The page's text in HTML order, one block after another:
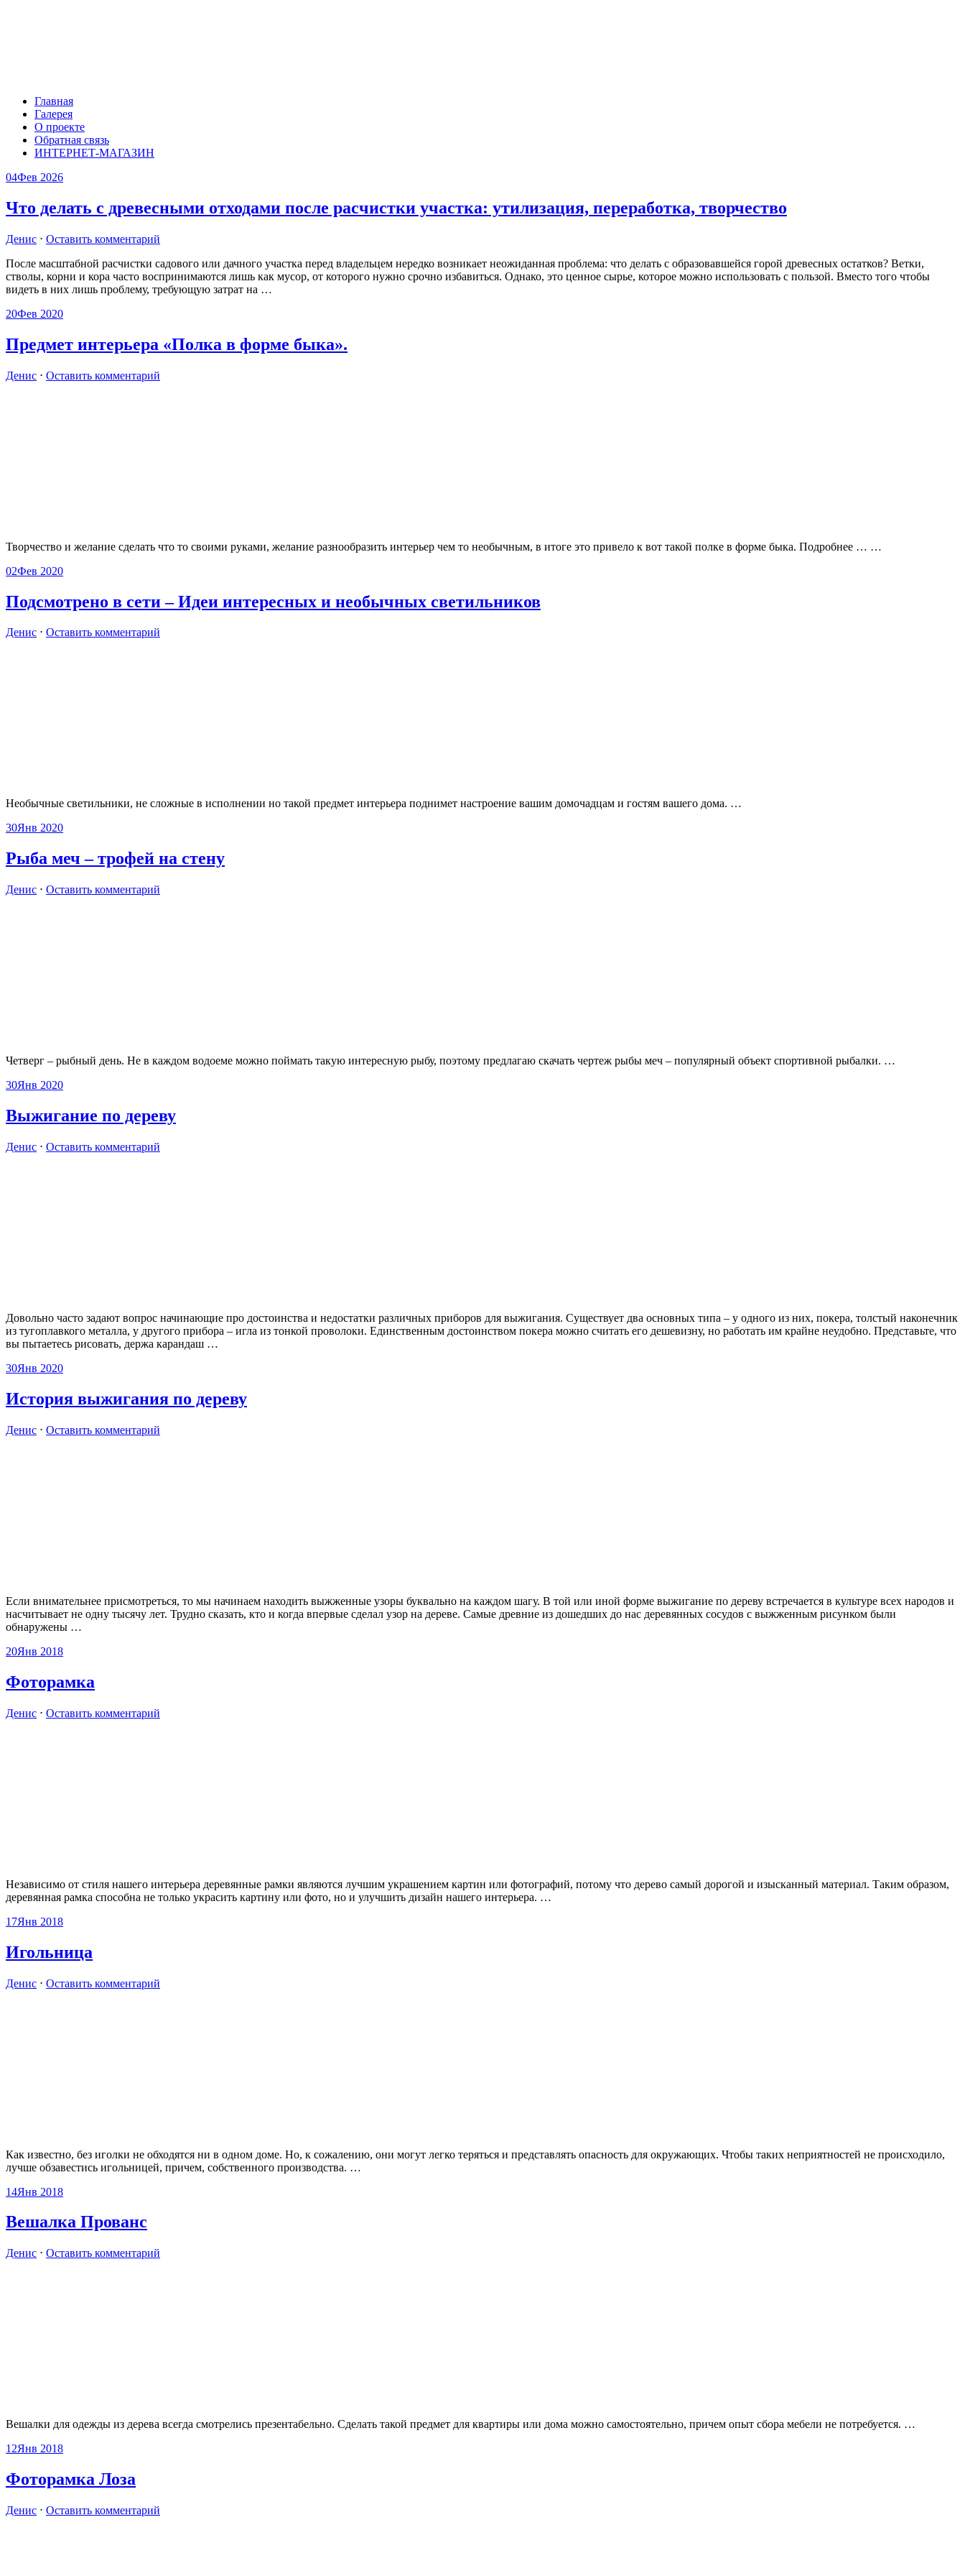
Главная
Галерея
О проекте
Обратная связь
ИНТЕРНЕТ-МАГАЗИН
04Фев 2026
Что делать с древесными отходами после расчистки участка: утилизация, переработка, творчество
Денис ⋅ Оставить комментарий
После масштабной расчистки садового или дачного участка перед владельцем нередко возникает неожиданная проблема: что делать с образовавшейся горой древесных остатков? Ветки,
стволы, корни и кора часто воспринимаются лишь как мусор, от которого нужно срочно избавиться. Однако, это ценное сырье, которое можно использовать с пользой. Вместо того чтобы
видеть в них лишь проблему, требующую затрат на …
20Фев 2020
Предмет интерьера «Полка в форме быка».
Денис ⋅ Оставить комментарий
Творчество и желание сделать что то своими руками, желание разнообразить интерьер чем то необычным, в итоге это привело к вот такой полке в форме быка. Подробнее … …
02Фев 2020
Подсмотрено в сети – Идеи интересных и необычных светильников
Денис ⋅ Оставить комментарий
Необычные светильники, не сложные в исполнении но такой предмет интерьера поднимет настроение вашим домочадцам и гостям вашего дома. …
30Янв 2020
Рыба меч – трофей на стену
Денис ⋅ Оставить комментарий
Четверг – рыбный день. Не в каждом водоеме можно поймать такую интересную рыбу, поэтому предлагаю скачать чертеж рыбы меч – популярный объект спортивной рыбалки. …
30Янв 2020
Выжигание по дереву
Денис ⋅ Оставить комментарий
Довольно часто задают вопрос начинающие про достоинства и недостатки различных приборов для выжигания. Существует два основных типа – у одного из них, покера, толстый наконечник
из тугоплавкого металла, у другого прибора – игла из тонкой проволоки. Единственным достоинством покера можно считать его дешевизну, но работать им крайне неудобно. Представьте, что
вы пытаетесь рисовать, держа карандаш …
30Янв 2020
История выжигания по дереву
Денис ⋅ Оставить комментарий
Если внимательнее присмотреться, то мы начинаем находить выжженные узоры буквально на каждом шагу. В той или иной форме выжигание по дереву встречается в культуре всех народов и
насчитывает не одну тысячу лет. Трудно сказать, кто и когда впервые сделал узор на дереве. Самые древние из дошедших до нас деревянных сосудов с выжженным рисунком были
обнаружены …
20Янв 2018
Фоторамка
Денис ⋅ Оставить комментарий
Независимо от стиля нашего интерьера деревянные рамки являются лучшим украшением картин или фотографий, потому что дерево самый дорогой и изысканный материал. Таким образом,
деревянная рамка способна не только украсить картину или фото, но и улучшить дизайн нашего интерьера. …
17Янв 2018
Игольница
Денис ⋅ Оставить комментарий
Как известно, без иголки не обходятся ни в одном доме. Но, к сожалению, они могут легко теряться и представлять опасность для окружающих. Чтобы таких неприятностей не происходило,
лучше обзавестись игольницей, причем, собственного производства. …
14Янв 2018
Вешалка Прованс
Денис ⋅ Оставить комментарий
Вешалки для одежды из дерева всегда смотрелись презентабельно. Сделать такой предмет для квартиры или дома можно самостоятельно, причем опыт сбора мебели не потребуется. …
12Янв 2018
Фоторамка Лоза
Денис ⋅ Оставить комментарий